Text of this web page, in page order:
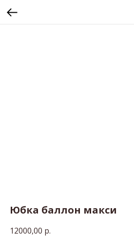
Юбка баллон макси
12000,00 р.